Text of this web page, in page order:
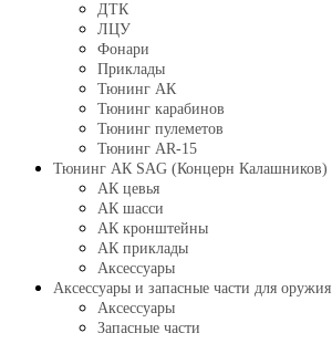
ДТК
ЛЦУ
Фонари
Приклады
Тюнинг АК
Тюнинг карабинов
Тюнинг пулеметов
Тюнинг AR-15
Тюнинг АК SAG (Концерн Калашников)
АК цевья
АК шасси
АК кронштейны
АК приклады
Аксессуары
Аксессуары и запасные части для оружия
Аксессуары
Запасные части